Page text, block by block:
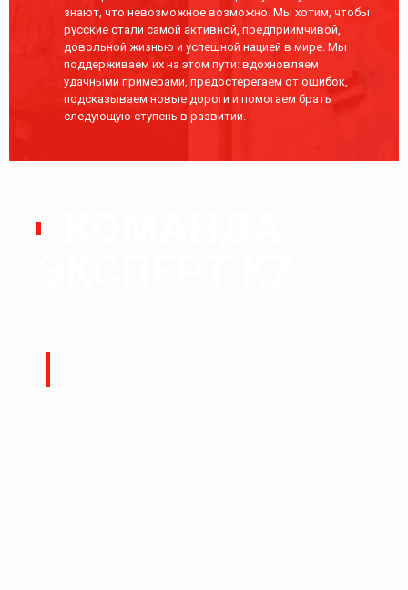
знают, что невозможное возможно. Мы хотим, чтобы
русские стали самой активной, предприимчивой,
довольной жизнью и успешной нацией в мире. Мы
поддерживаем их на этом пути: вдохновляем
удачными примерами, предостерегаем от ошибок,
подсказываем новые дороги и помогаем брать
следующую ступень в развитии.